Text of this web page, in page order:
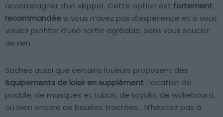
accompagner d’un skipper. Cette option est fortement
recommandée si vous n’avez pas d’expérience et si vous
voulez profiter d’une sortie agréable, sans vous soucier
de rien.
Sachez aussi que certains loueurs proposent des
équipements de loisir en supplément : location de
paddle, de masques et tubas, de kayaks, de wakeboard,
ou bien encore de bouées tractées… N’hésitez pas à